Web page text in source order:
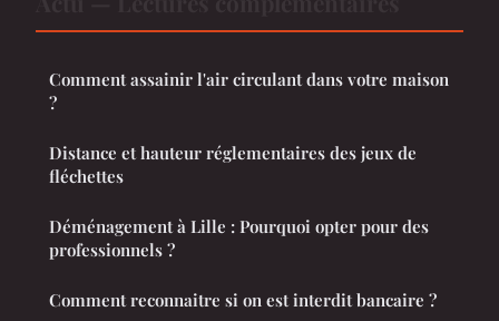
Comment assainir l'air circulant dans votre maison
?
Distance et hauteur réglementaires des jeux de
fléchettes
Déménagement à Lille : Pourquoi opter pour des
professionnels ?
Comment reconnaitre si on est interdit bancaire ?